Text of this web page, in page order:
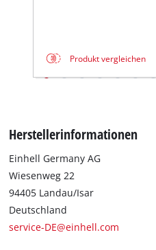
Produkt vergleichen
Herstellerinformationen
Einhell Germany AG
Wiesenweg 22
94405 Landau/Isar
Deutschland
service-DE@einhell.com